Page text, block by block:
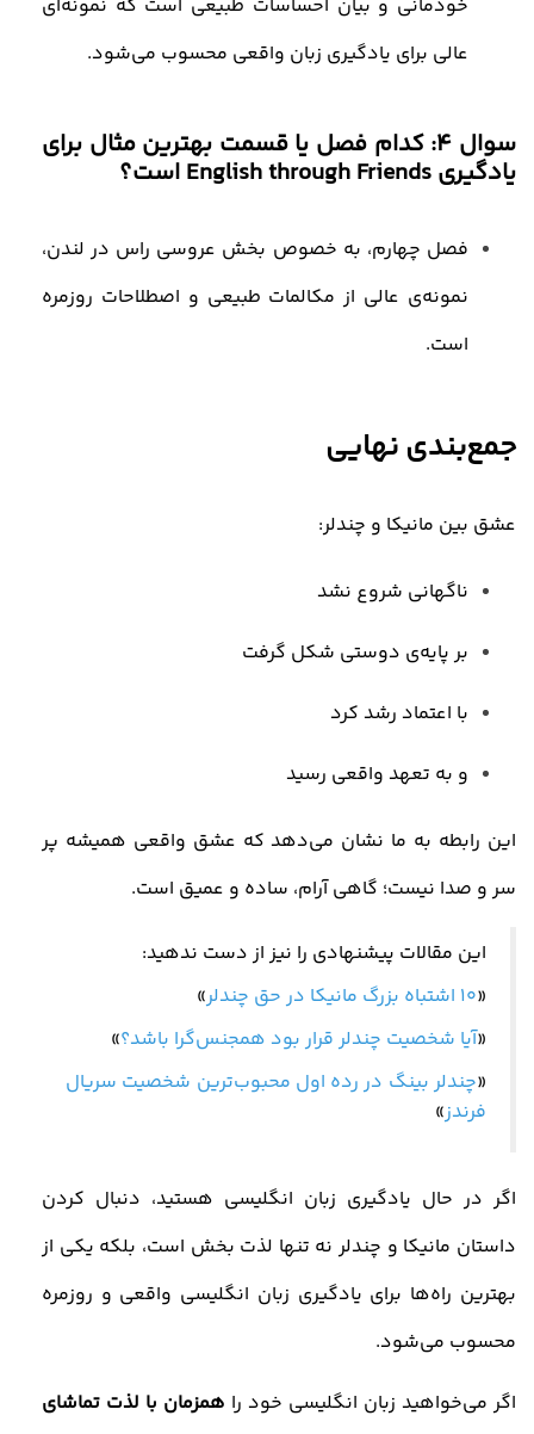
عالی برای یادگیری زبان واقعی محسوب می‌شود.
سوال ۴: کدام فصل یا قسمت بهترین مثال برای
یادگیری English through Friends است؟
فصل چهارم، به خصوص بخش عروسی راس در لندن،
نمونه‌ی عالی از مکالمات طبیعی و اصطلاحات روزمره
است.
جمع‌بندی نهایی
عشق بین مانیکا و چندلر:
ناگهانی شروع نشد
بر پایه‌ی دوستی شکل گرفت
با اعتماد رشد کرد
و به تعهد واقعی رسید
این رابطه به ما نشان می‌دهد که عشق واقعی همیشه پر
سر و صدا نیست؛ گاهی آرام، ساده و عمیق است.
این مقالات پیشنهادی را نیز از دست ندهید:
«۱۰ اشتباه بزرگ مانیکا در حق چندلر
»
«آیا شخصیت چندلر قرار بود همجنس‌گرا باشد؟»
«چندلر بینگ در رده اول محبوب‌ترین شخصیت سریال
فرندز»
اگر در حال یادگیری زبان انگلیسی هستید، دنبال کردن
داستان مانیکا و چندلر نه‌ تنها لذت‌ بخش است، بلکه یکی از
بهترین راه‌ها برای یادگیری زبان انگلیسی واقعی و روزمره
محسوب می‌شود.
اگر می‌خواهید زبان انگلیسی خود را همزمان با لذت تماشای